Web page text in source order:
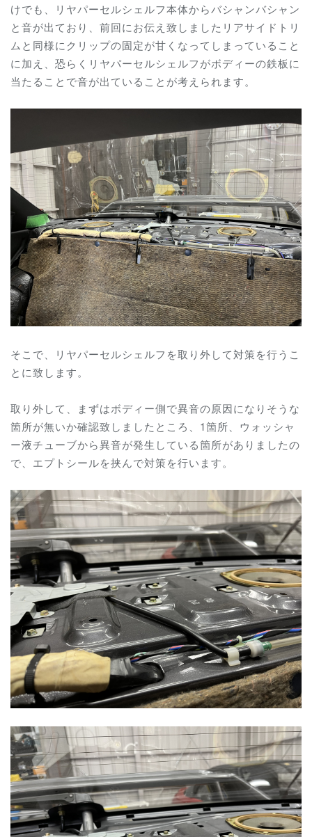
けでも、リヤパーセルシェルフ本体からバシャンバシャン
と音が出ており、前回にお伝え致しましたリアサイドトリ
ムと同様にクリップの固定が甘くなってしまっていること
に加え、恐らくリヤパーセルシェルフがボディーの鉄板に
当たることで音が出ていることが考えられます。
そこで、リヤパーセルシェルフを取り外して対策を行うこ
とに致します。
取り外して、まずはボディー側で異音の原因になりそうな
箇所が無いか確認致しましたところ、1箇所、ウォッシャ
ー液チューブから異音が発生している箇所がありましたの
で、エプトシールを挟んで対策を行います。